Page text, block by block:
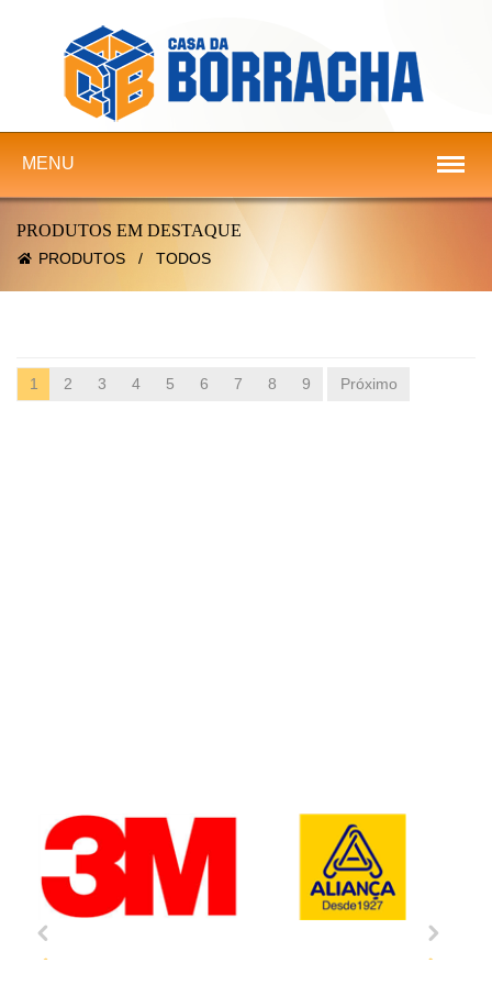
MENU
PRODUTOS / TODOS
PRODUTOS EM DESTAQUE
1 2 3 4 5 6 7 8 9 Próximo